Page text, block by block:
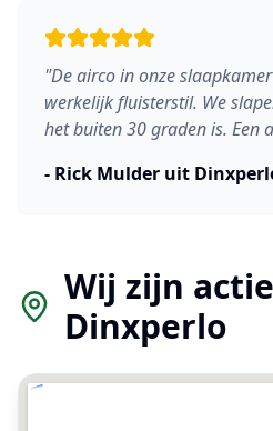
"De airco in onze
werkelijk fluisterstil. We
het buiten 30 graden is. Een
- Rick Mulder uit
Wij zijn
Dinxperlo